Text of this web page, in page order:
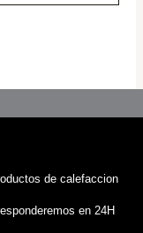
de calefaccion
en 24H